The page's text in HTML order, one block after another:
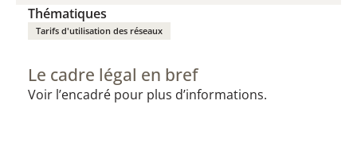
Thématiques
Tarifs d'utilisation des réseaux
Le cadre légal en bref
Voir l’encadré pour plus d’informations.